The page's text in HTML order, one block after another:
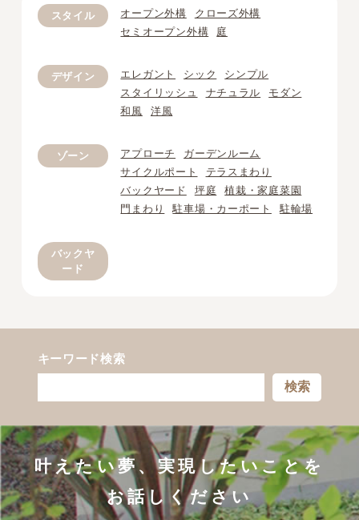
スタイル オープン外構
クローズ外構
セミオープン外構
庭
デザイン エレガント シック
シンプル
スタイリッシュ
ナチュラル
モダン
和風
洋風
ゾーン アプローチ
ガーデンルーム
サイクルポート
テラスまわり
バックヤード
坪庭
植栽・家庭菜園
門まわり
駐車場・カーポート 駐輪場
バックヤ
ード
キーワード検索
検索
叶えたい夢、実現したいことを
お話しください